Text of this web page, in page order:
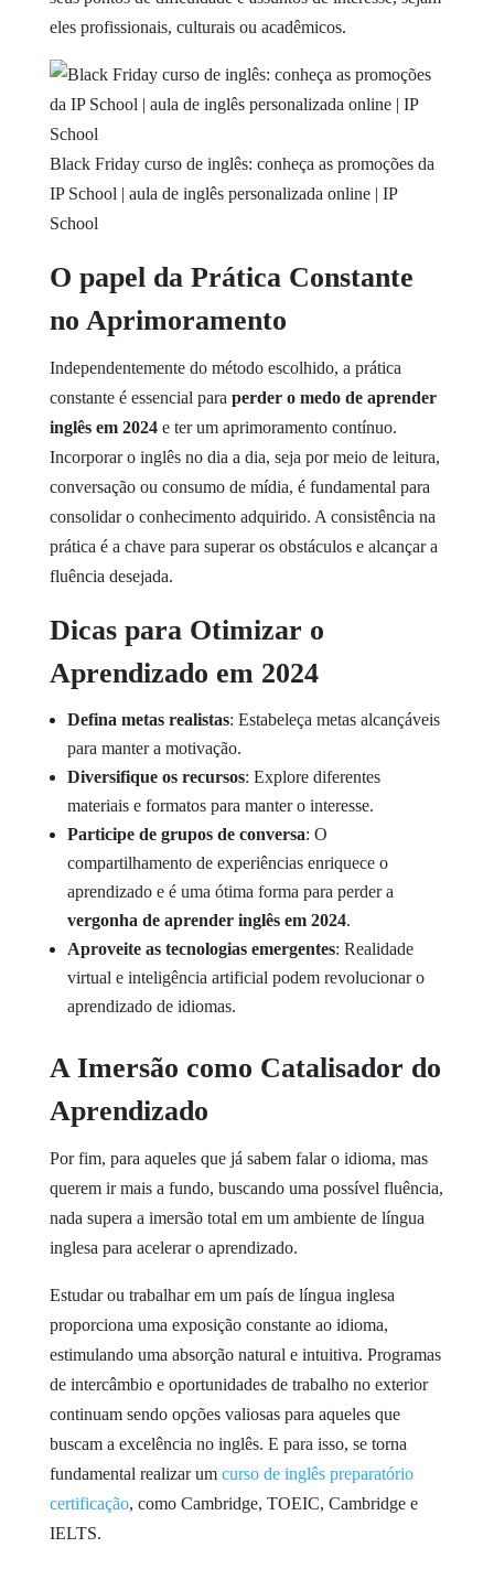
eles profissionais, culturais ou acadêmicos.
Black Friday curso de inglês: conheça as promoções da
IP School | aula de inglês personalizada online | IP
School
O papel da Prática Constante
no Aprimoramento
Independentemente do método escolhido, a prática
constante é essencial para perder o medo de aprender
inglês em 2024e ter um aprimoramento contínuo.
Incorporar o inglês no dia a dia, seja por meio de leitura,
conversação ou consumo de mídia, é fundamental para
consolidar o conhecimento adquirido. A consistência na
prática é a chave para superar os obstáculos e alcançar a
fluência desejada.
Dicas para Otimizar o
Aprendizado em 2024
Defina metas realistas: Estabeleça metas alcançáveis
para manter a motivação.
Diversifique os recursos: Explore diferentes
materiais e formatos para manter o interesse.
Participe de grupos de conversa: O
compartilhamento de experiências enriquece o
aprendizado e é uma ótima forma para perder a
vergonha de aprender inglês em 2024.
Aproveite as tecnologias emergentes: Realidade
virtual e inteligência artificial podem revolucionar o
aprendizado de idiomas.
A Imersão como Catalisador do
Aprendizado
Por fim, para aqueles que já sabem falar o idioma, mas
querem ir mais a fundo, buscando uma possível fluência,
nada supera a imersão total em um ambiente de língua
inglesa para acelerar o aprendizado.
Estudar ou trabalhar em um país de língua inglesa
proporciona uma exposição constante ao idioma,
estimulando uma absorção natural e intuitiva. Programas
de intercâmbio e oportunidades de trabalho no exterior
continuam sendo opções valiosas para aqueles que
buscam a excelência no inglês. E para isso, se torna
fundamental realizar um curso de inglês preparatório
certificação, como Cambridge, TOEIC, Cambridge e
IELTS.